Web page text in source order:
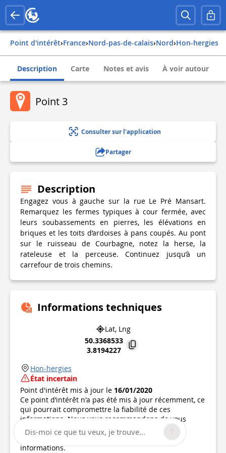
Point d'intérêt› france› nord-pas-de-calais› nord› hon-hergies
Description Carte Notes et avis À voir autour
Point 3
Consulter sur l'application
Partager
Description
Engagez vous à gauche sur la rue Le Pré Mansart.
Remarquez les fermes typiques à cour fermée, avec
leurs soubassements en pierres, les élévations en
briques et les toits d’ardoises à pans coupés. Au pont
sur le ruisseau de Courbagne, notez la herse, la
rateleuse et la perceuse. Continuez jusqu’à un
carrefour de trois chemins.
Informations techniques
Lat, Lng
50.3368533
3.8194227
Hon-hergies
État incertain
Point d'intérêt mis à jour le 16/01/2020
Ce point d’intérêt n'a pas été mis à jour récemment, ce
qui pourrait compromettre la fiabilité de ces
informations. Nous vous recommandons de vous
renseigner et de prendre toutes les précautions
nécessaires. Si vous en êtes l'auteur, vérifiez vos
informations.
Dis-moi ce que tu veux, je trouve...